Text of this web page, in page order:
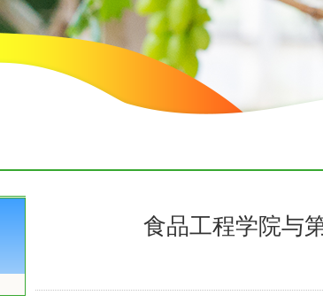
食品工程学院与